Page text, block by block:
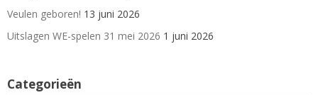
Veulen geboren! 13 juni 2026
Uitslagen WE-spelen 31 mei 2026 1 juni 2026
Categorieën